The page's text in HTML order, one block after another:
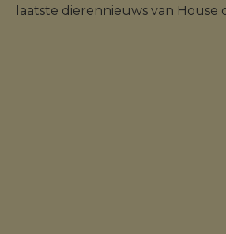
laatste dierennieuws van House